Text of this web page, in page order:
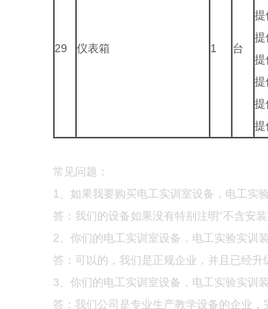
29 仪表箱 1 台
提
提
提
提
提
提
常见问题：
1、如果我要购买电工实训室设备，电工实
答：我们的设备如果没有特别注明“不含安
2、你们的电工实训室设备，电工实验实训
答：可以的，我们是正规企业，并且已经
3、你们的电工实训室设备，电工实验实训
答：我们公司是专业生产教学设备的企业